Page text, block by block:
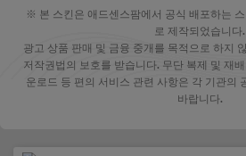
※ 본 스킨은 애드센스팜에서 공식 배포하는
로 제작되었습니다.
광고 상품 판매 및 금융 중개를 목적으로 하지
저작권법의 보호를 받습니다. 무단 복제 및 재
운로드 등 편의 서비스 관련 사항은 각 기관의
바랍니다.